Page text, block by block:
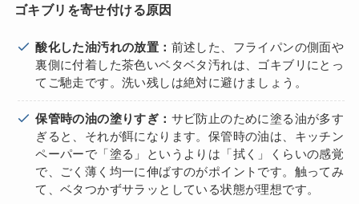
ゴキブリを寄せ付ける原因
酸化した油汚れの放置： 前述した、フライパンの側面や
裏側に付着した茶色いベタベタ汚れは、ゴキブリにとっ
てご馳走です。洗い残しは絶対に避けましょう。
保管時の油の塗りすぎ： サビ防止のために塗る油が多す
ぎると、それが餌になります。保管時の油は、キッチン
ペーパーで「塗る」というよりは「拭く」くらいの感覚
で、ごく薄く均一に伸ばすのがポイントです。触ってみ
て、ベタつかずサラッとしている状態が理想です。